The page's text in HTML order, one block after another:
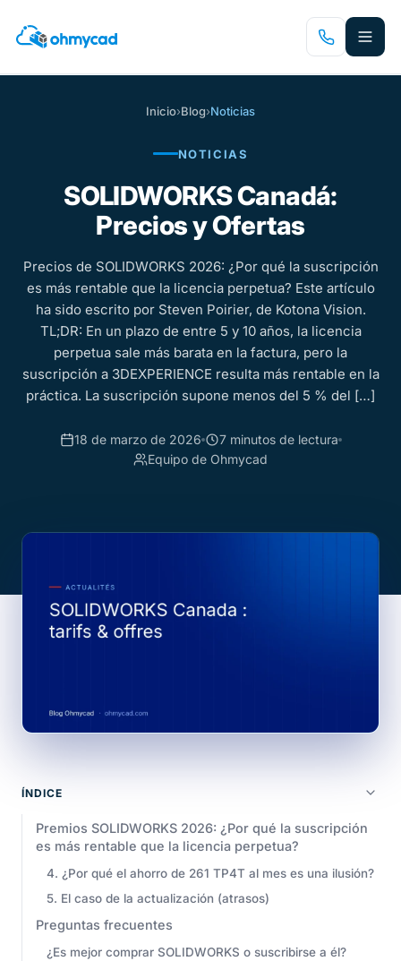
al
Inicio›Blog›Noticias
NOTICIAS
SOLIDWORKS Canadá:
Precios y Ofertas
Precios de SOLIDWORKS 2026: ¿Por qué la suscripción
es más rentable que la licencia perpetua? Este artículo
ha sido escrito por Steven Poirier, de Kotona Vision.
TL;DR: En un plazo de entre 5 y 10 años, la licencia
perpetua sale más barata en la factura, pero la
suscripción a 3DEXPERIENCE resulta más rentable en la
práctica. La suscripción supone menos del 5 % del […]
18 de marzo de 2026
7 minutos de lectura
Equipo de Ohmycad
ÍNDICE
Premios SOLIDWORKS 2026: ¿Por qué la suscripción
es más rentable que la licencia perpetua?
4. ¿Por qué el ahorro de 261 TP4T al mes es una ilusión?
5. El caso de la actualización (atrasos)
Preguntas frecuentes
¿Es mejor comprar SOLIDWORKS o suscribirse a él?